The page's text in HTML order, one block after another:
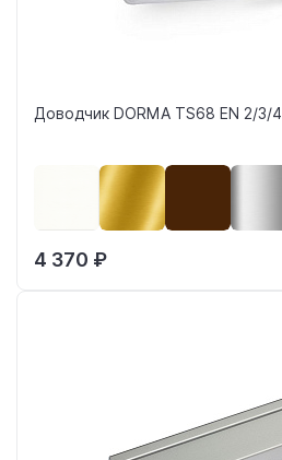
Доводчик DORMA TS68 EN 2/3/4
4 370 ₽